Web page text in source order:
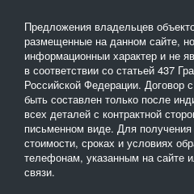
Предложения владельцев
размещенные на данном сайте,
информационныи характер и не
в соответствии со статьей 437
Российской Федерации. Договор
быть составлен только после
всех деталей с контрактной
письменном виде. Для
стоимости, сроках и условиях
телефонам, указанным на сайте
связи.